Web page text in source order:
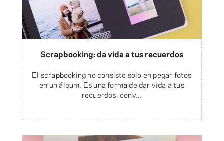
Scrapbooking: da vida a tus recuerdos
El scrapbooking no consiste solo en pegar fotos
en un álbum. Es una forma de dar vida a tus
recuerdos, conv...